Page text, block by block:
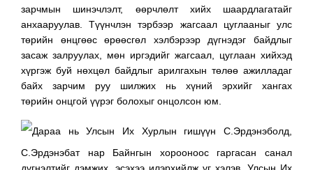
зарчмын шинэчлэлт, өөрчлөлт хийх шаардлагатайг
анхааруулав. Түүнчлэн тэрбээр жагсаал цуглааныг улс
төрийн өнцгөөс өрөөсгөл хэлбэрээр дүгнэдэг байдлыг
засаж залруулах, мөн иргэдийг жагсаал, цуглаан хийхэд
хүргэж буй нөхцөл байдлыг арилгахын төлөө ажилладаг
байх зарчим руу шилжих нь хүний эрхийг хангах
төрийн онцгой үүрэг болохыг онцолсон юм.
Дараа нь Улсын Их Хурлын гишүүн С.Эрдэнэболд,
С.Эрдэнэбат нар Байнгын хорооноос гаргасан санал
дүгнэлтийг дэмжих, эсэхээ илэрхийлж үг хэлэв. Улсын Их